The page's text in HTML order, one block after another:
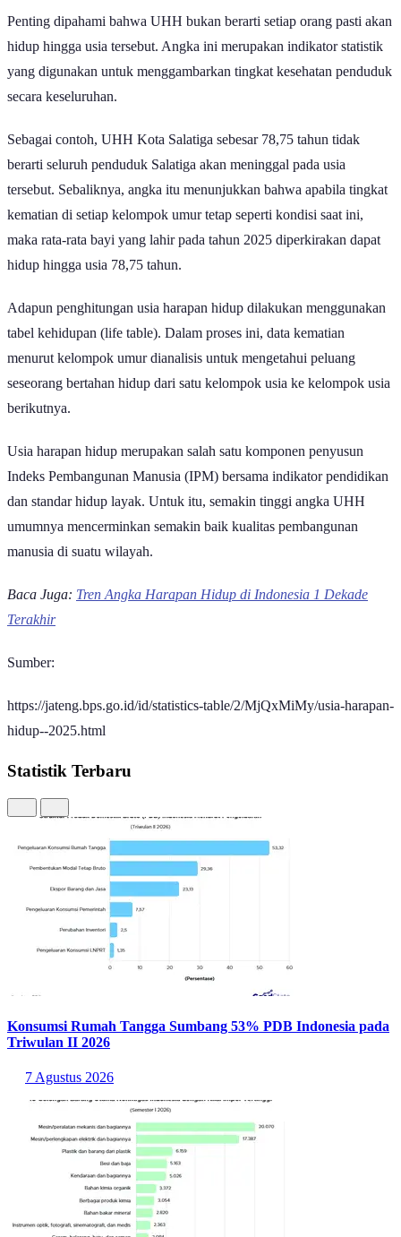
Penting dipahami bahwa UHH bukan berarti setiap orang pasti akan
hidup hingga usia tersebut. Angka ini merupakan indikator statistik
yang digunakan untuk menggambarkan tingkat kesehatan penduduk
secara keseluruhan.
Sebagai contoh, UHH Kota Salatiga sebesar 78,75 tahun tidak
berarti seluruh penduduk Salatiga akan meninggal pada usia
tersebut. Sebaliknya, angka itu menunjukkan bahwa apabila tingkat
kematian di setiap kelompok umur tetap seperti kondisi saat ini,
maka rata-rata bayi yang lahir pada tahun 2025 diperkirakan dapat
hidup hingga usia 78,75 tahun.
Adapun penghitungan usia harapan hidup dilakukan menggunakan
tabel kehidupan (life table). Dalam proses ini, data kematian
menurut kelompok umur dianalisis untuk mengetahui peluang
seseorang bertahan hidup dari satu kelompok usia ke kelompok usia
berikutnya.
Usia harapan hidup merupakan salah satu komponen penyusun
Indeks Pembangunan Manusia (IPM) bersama indikator pendidikan
dan standar hidup layak. Untuk itu, semakin tinggi angka UHH
umumnya mencerminkan semakin baik kualitas pembangunan
manusia di suatu wilayah.
Baca Juga: Tren Angka Harapan Hidup di Indonesia 1 Dekade
Terakhir
Sumber:
https://jateng.bps.go.id/id/statistics-table/2/MjQxMiMy/usia-harapan-
hidup--2025.html
Statistik Terbaru
Konsumsi Rumah Tangga Sumbang 53% PDB Indonesia pada
Triwulan II 2026
7 Agustus 2026